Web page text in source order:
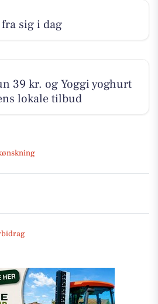
sig i dag
39 kr. og Yoggi yoghurt
lokale tilbud